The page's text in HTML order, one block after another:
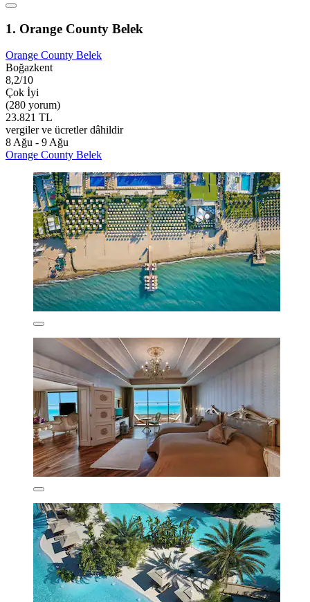
1. Orange County Belek
Orange County Belek
Boğazkent
8,2/10
Çok İyi
(280 yorum)
23.821 TL
vergiler ve ücretler dâhildir
8 Ağu - 9 Ağu
Orange County Belek